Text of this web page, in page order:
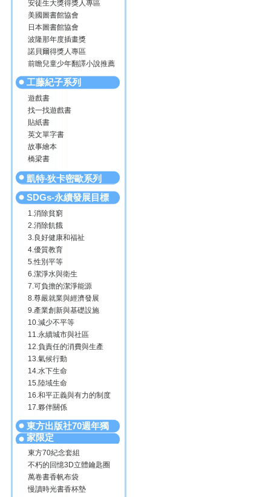
安徒生大獎得獎人專區
美國圖書館協會
日本圖書館協會
波隆那年度插畫獎
諾貝爾得獎人專區
前瞻兒童少年翻譯小說推薦
工藤紀子系列
遊戲書
找一找遊戲書
貼紙書
英文單字書
故事繪本
橋梁書
凱特‧狄卡密歐系列
SDGs-永續發展目標
1.消除貧窮
2.消除飢餓
3.良好健康和福祉
4.優質教育
5.性別平等
6.潔淨水與衛生
7.可負擔的潔淨能源
8.尊嚴就業與經濟發展
9.產業創新與基礎設施
10.減少不平等
11.永續城市與社區
12.負責任的消費與生產
13.氣候行動
14.水下生命
15.陸域生命
16.和平正義與有力的制度
17.夥伴關係
東方出版社70週年獨
家限定
東方70紀念套組
不朽的回憶3D立體鑰匙圈
萬卷書香帆布袋
慢讀時光書香杯墊